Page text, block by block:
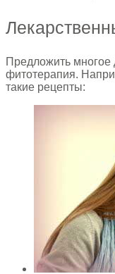
Предложить многое
фитотерапия.
такие рецепты: